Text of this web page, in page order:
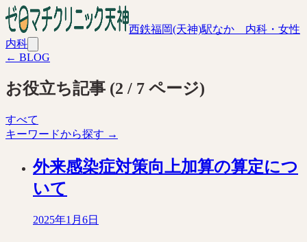
西鉄福岡(天神)駅なか 内科・女性
内科
← BLOG
お役立ち記事 (2 / 7 ページ)
すべて
キーワードから探す →
外来感染症対策向上加算の算定につ
いて
2025年1月6日